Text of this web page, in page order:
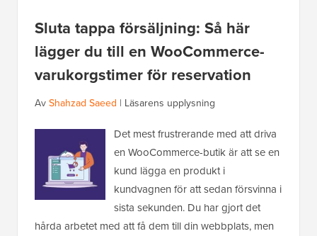
Sluta tappa försäljning: Så här
lägger du till en WooCommerce-
varukorgstimer för reservation
Av Shahzad Saeed | Läsarens upplysning
Det mest frustrerande med att driva
en WooCommerce-butik är att se en
kund lägga en produkt i
kundvagnen för att sedan försvinna i
sista sekunden. Du har gjort det
hårda arbetet med att få dem till din webbplats, men